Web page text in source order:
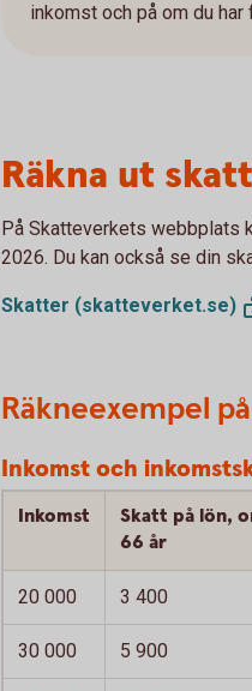
inkomst och på om du
Räkna ut
På Skatteverkets webbplats
2026. Du kan också se din
Skatter (skatteverket.se)
Räkneexempel på
Inkomst och
Inkomst
Skatt på lön,
66 år
20 000 3 400
30 000 5 900